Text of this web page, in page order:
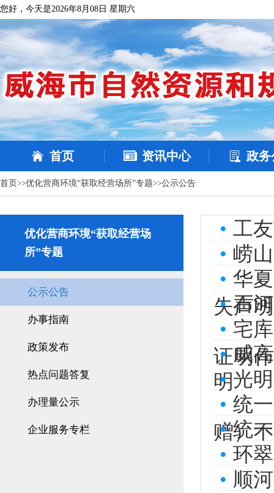
您好，今天是2026年8月08日 星期六
首页 资讯中心 政务
首页>>优化营商环境“获取经营场所”专题>>公示公告
优化营商环境“获取经营场
所”专题
公示公告
办事指南
政策发布
热点问题答复
办理量公示
企业服务专栏
• 工
• 崂
• 华
失声明
• 石
• 宅
证明
• 威
明
• 光
• 统
赠）
• 统
• 环
• 顺